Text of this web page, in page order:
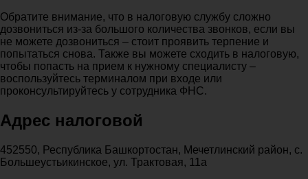
Обратите внимание, что в налоговую службу сложно
дозвониться из-за большого количества звонков, если вы
не можете дозвониться – стоит проявить терпение и
попытаться снова. Также вы можете сходить в налоговую,
чтобы попасть на прием к нужному специалисту –
воспользуйтесь терминалом при входе или
проконсультируйтесь у сотрудника ФНС.
Адрес налоговой
452550, Республика Башкортостан, Мечетлинский район, с.
Большеустьикинское, ул. Трактовая, 11а